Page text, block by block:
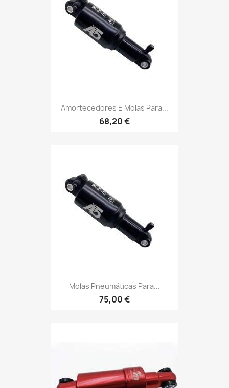
Amortecedores E Molas Para...
68,20 €
Molas Pneumáticas Para...
75,00 €